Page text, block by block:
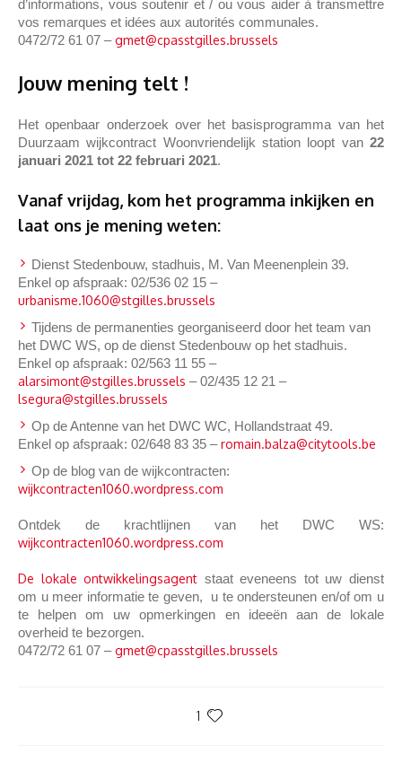
d’informations, vous soutenir et / ou vous aider à transmettre
vos remarques et idées aux autorités communales.
0472/72 61 07 –gmet@cpasstgilles.brussels
Jouw mening telt !
Het openbaar onderzoek over het basisprogramma van het
Duurzaam wijkcontract Woonvriendelijk station loopt van 22
januari 2021 tot 22 februari 2021.
Vanaf vrijdag, kom het programma inkijken en
laat ons je mening weten:
Dienst Stedenbouw, stadhuis, M. Van Meenenplein 39.
Enkel op afspraak: 02/536 02 15 –
urbanisme.1060@stgilles.brussels
Tijdens de permanenties georganiseerd door het team van
het DWC WS, op de dienst Stedenbouw op het stadhuis.
Enkel op afspraak: 02/563 11 55 –
alarsimont@stgilles.brussels – 02/435 12 21 –
lsegura@stgilles.brussels
Op de Antenne van het DWC WC, Hollandstraat 49.
Enkel op afspraak: 02/648 83 35 –romain.balza@citytools.be
Op de blog van de wijkcontracten:
wijkcontracten1060.wordpress.com
Ontdek de krachtlijnen van het DWC WS:
wijkcontracten1060.wordpress.com
De lokale ontwikkelingsagent staat eveneens tot uw dienst
om u meer informatie te geven, u te ondersteunen en/of om u
te helpen om uw opmerkingen en ideeën aan de lokale
overheid te bezorgen.
0472/72 61 07 –gmet@cpasstgilles.brussels
1